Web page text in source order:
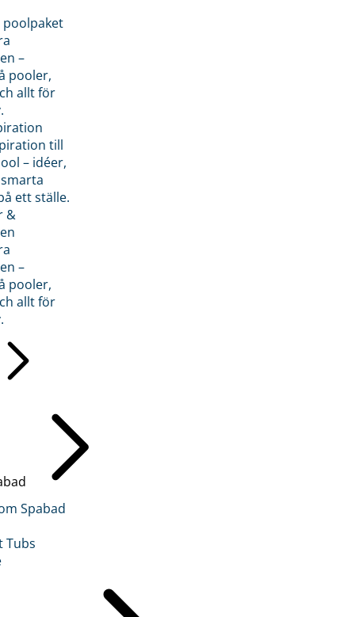
–
pooler,
allt för
till
– idéer,
ett ställe.
&
–
pooler,
allt för
Spabad
Tubs